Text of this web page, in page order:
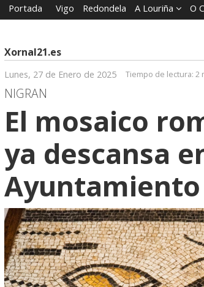
Portada Vigo Redondela A Louriña O
Xornal21.es
Lunes, 27 de Enero de 2025 Tiempo de lectura: 2
NIGRAN
El mosaico
ya descansa